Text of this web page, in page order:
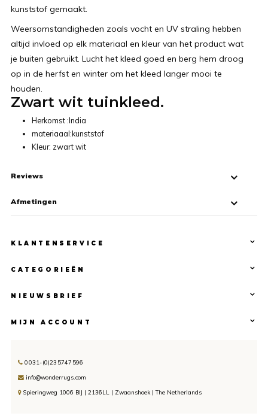
kunststof gemaakt.
Weersomstandigheden zoals vocht en UV straling hebben
altijd invloed op elk materiaal en kleur van het product wat
je buiten gebruikt. Lucht het kleed goed en berg hem droog
op in de herfst en winter om het kleed langer mooi te
houden.
Zwart wit tuinkleed.
Herkomst :India
materiaaal:kunststof
Kleur: zwart wit
Reviews
Afmetingen
KLANTENSERVICE
CATEGORIEËN
NIEUWSBRIEF
MIJN ACCOUNT
0031-(0)235747596
info@wonderrugs.com
Spieringweg 1006 BIJ | 2136LL | Zwaanshoek | The Netherlands